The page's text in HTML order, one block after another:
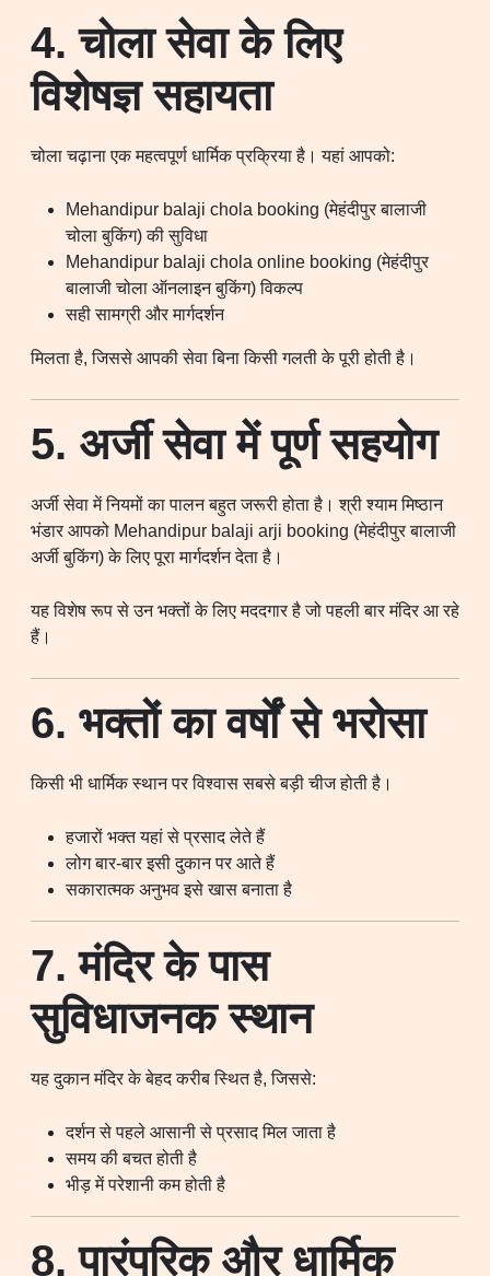
4. चोला सेवा के लिए
विशेषज्ञ सहायता
चोला चढ़ाना एक महत्वपूर्ण धार्मिक प्रक्रिया है। यहां आपको:
Mehandipur balaji chola booking (मेहंदीपुर बालाजी
चोला बुकिंग) की सुविधा
Mehandipur balaji chola online booking (मेहंदीपुर
बालाजी चोला ऑनलाइन बुकिंग) विकल्प
सही सामग्री और मार्गदर्शन
मिलता है, जिससे आपकी सेवा बिना किसी गलती के पूरी होती है।
5. अर्जी सेवा में पूर्ण सहयोग
अर्जी सेवा में नियमों का पालन बहुत जरूरी होता है। श्री श्याम मिष्ठान
भंडार आपको Mehandipur balaji arji booking (मेहंदीपुर बालाजी
अर्जी बुकिंग) के लिए पूरा मार्गदर्शन देता है।
यह विशेष रूप से उन भक्तों के लिए मददगार है जो पहली बार मंदिर आ रहे
हैं।
6. भक्तों का वर्षों से भरोसा
किसी भी धार्मिक स्थान पर विश्वास सबसे बड़ी चीज होती है।
हजारों भक्त यहां से प्रसाद लेते हैं
लोग बार-बार इसी दुकान पर आते हैं
सकारात्मक अनुभव इसे खास बनाता है
7. मंदिर के पास
सुविधाजनक स्थान
यह दुकान मंदिर के बेहद करीब स्थित है, जिससे:
दर्शन से पहले आसानी से प्रसाद मिल जाता है
समय की बचत होती है
भीड़ में परेशानी कम होती है
8. पारंपरिक और धार्मिक